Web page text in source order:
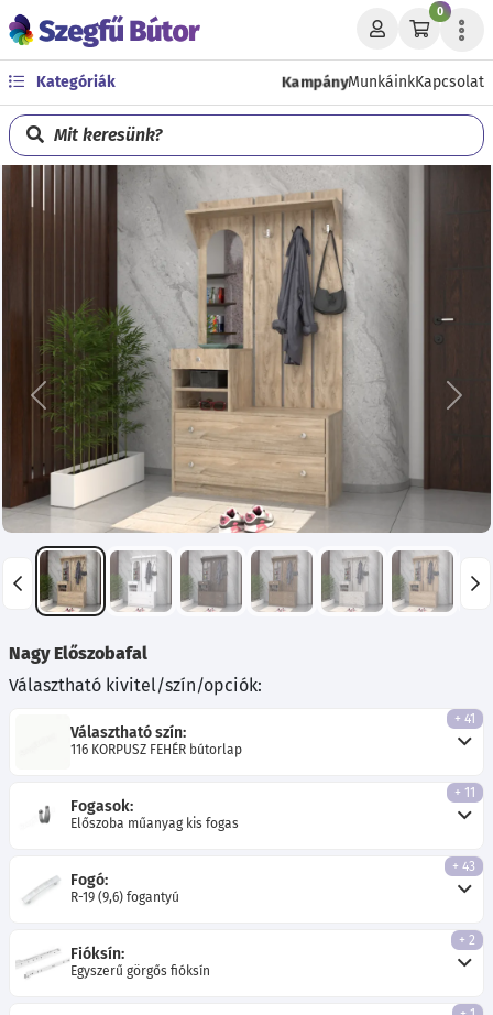
0
Kategóriák KampányMunkáinkKapcsolat
Mit keresünk?
Előző
Nagy Előszobafal
Választható kivitel/szín/opciók:
Választható szín:
116 KORPUSZ FEHÉR bútorlap
+ 41
Fogasok:
Előszoba műanyag kis fogas
+ 11
Fogó:
R-19 (9,6) fogantyú
+ 43
Fióksín:
Egyszerű görgős fióksín
+ 2